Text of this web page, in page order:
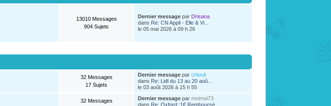
13010 Messages
904 Sujets
Dernier messagepar Drisana
dans Re: CN Appli - Elle & Vi...
le 05 mai 2026 à 09 h 26
32 Messages
17 Sujets
Dernier messagepar chlouli
dans Re: Lidl du 13 au 20 aoû...
le 03 août 2026 à 15 h 55
32 Messages
Dernier messagepar moimoi73
dans Re: Oxford :1€ Remboursé...